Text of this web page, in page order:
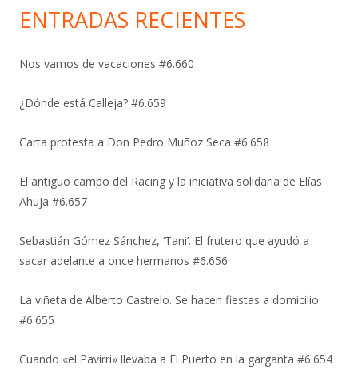
ENTRADAS RECIENTES
Nos vamos de vacaciones #6.660
¿Dónde está Calleja? #6.659
Carta protesta a Don Pedro Muñoz Seca #6.658
El antiguo campo del Racing y la iniciativa solidaria de Elías
Ahuja #6.657
Sebastián Gómez Sánchez, ‘Tani’. El frutero que ayudó a
sacar adelante a once hermanos #6.656
La viñeta de Alberto Castrelo. Se hacen fiestas a domicilio
#6.655
Cuando «el Pavirri» llevaba a El Puerto en la garganta #6.654